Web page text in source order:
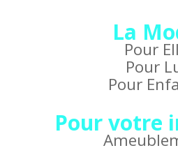
La
Pour
Pour
Pour
Pour votre